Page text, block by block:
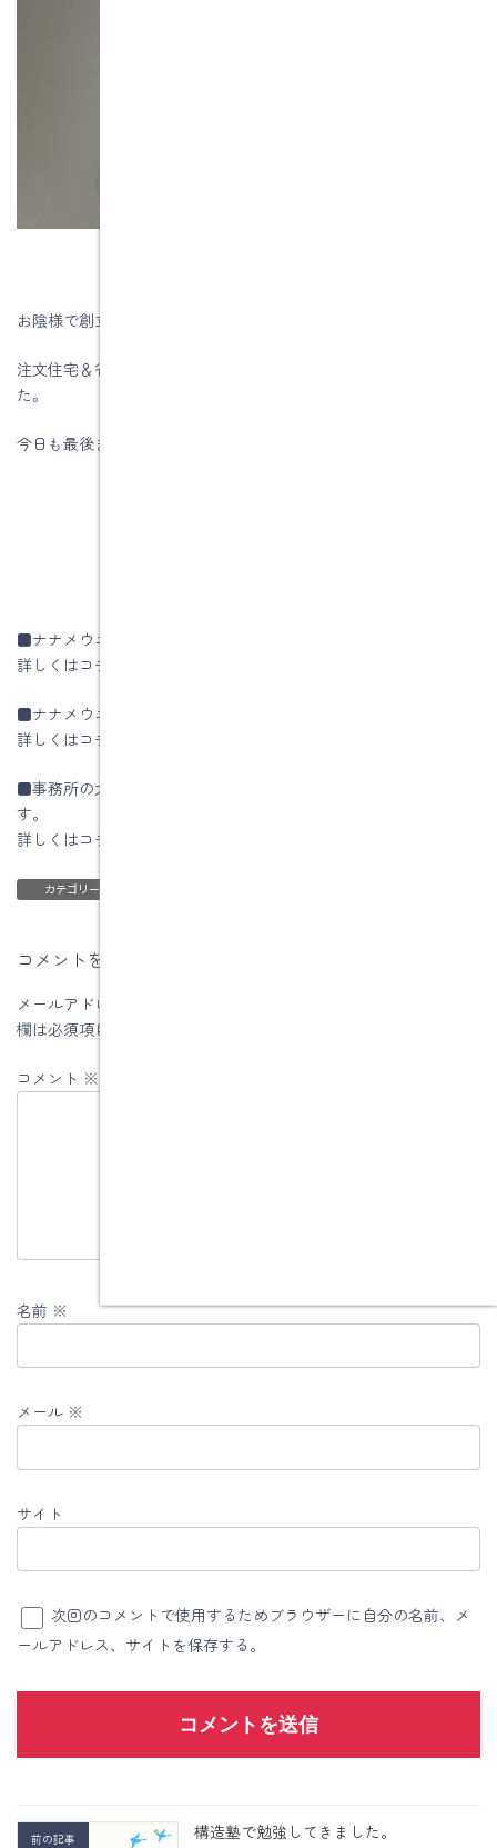
お陰様で創立５０周年を迎える事が出来ました。
注文住宅＆省エネ・快適・健康リフォーム工事の水野建築でし
た。
今日も最後までお読みいただき、ありがとうございます♪
■ナナメウエのイエによる土岐市土岐津町O様邸
詳しくはコチラ
■ナナメウエのイエの設計方法
詳しくはコチラ
■事務所の太陽光発電パネルの1年間の発電量をHPに公開していま
す。
詳しくはコチラ
カテゴリー
コメントを残す
メールアドレスが公開されることはありません。
欄は必須項目です
コメント ※
名前 ※
メール ※
サイト
次回のコメントで使用するためブラウザーに自分の名前、メ
ールアドレス、サイトを保存する。
前の記事 構造塾で勉強してきました。